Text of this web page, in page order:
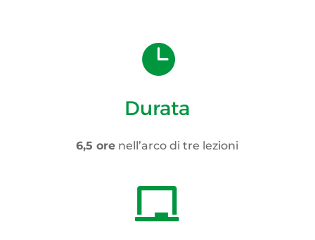

Durata
6,5 ore nell’arco di tre lezioni
